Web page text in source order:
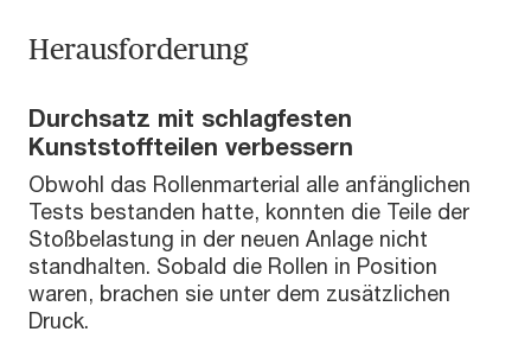
Herausforderung
Durchsatz mit schlagfesten
Kunststoffteilen verbessern
Obwohl das Rollenmarterial alle anfänglichen
Tests bestanden hatte, konnten die Teile der
Stoßbelastung in der neuen Anlage nicht
standhalten. Sobald die Rollen in Position
waren, brachen sie unter dem zusätzlichen
Druck.